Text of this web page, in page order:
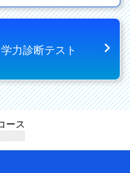
力診断テスト
ース